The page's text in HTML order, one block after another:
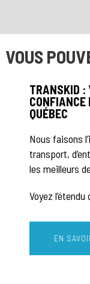
VOUS
TRANSKID :
CONFIANCE
QUÉBEC
Nous faisons
transport,
les meilleurs
Voyez
EN